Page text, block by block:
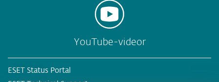
YouTube-videor
ESET Status Portal